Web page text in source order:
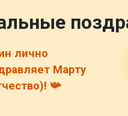
лично
Марту
📯